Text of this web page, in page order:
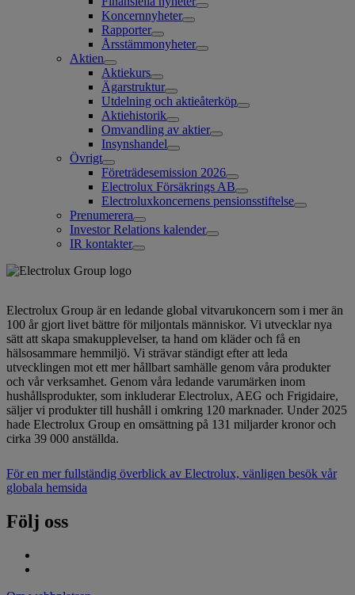
Koncernnyheter
Rapporter
Årsstämmonyheter
Aktien
Aktiekurs
Ägarstruktur
Utdelning och aktieåterköp
Aktiehistorik
Omvandling av aktier
Insynshandel
Övrigt
Företrädesemission 2026
Electrolux Försäkrings AB
Electroluxkoncernens pensionsstiftelse
Prenumerera
Investor Relations kalender
IR kontakter
Electrolux Group är en ledande global vitvarukoncern som i mer än
100 år gjort livet bättre för miljontals människor. Vi utvecklar nya
sätt att skapa smakupplevelser, ta hand om kläder och få en
hälsosammare hemmiljö. Vi strävar ständigt efter att leda
utvecklingen mot ett mer hållbart samhälle genom våra produkter
och vår verksamhet. Genom våra ledande varumärken inom
hushållsprodukter, som inkluderar Electrolux, AEG och Frigidaire,
säljer vi produkter till hushåll i omkring 120 marknader. Under 2025
hade Electrolux Group en omsättning på 131 miljarder kronor och
cirka 39 000 anställda.
För en mer fullständig överblick av Electrolux, vänligen besök vår
globala hemsida
Följ oss